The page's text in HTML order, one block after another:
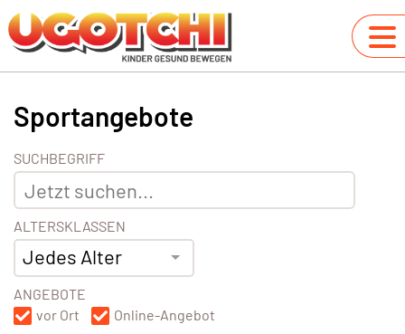
Sportangebote
SUCHBEGRIFF
ALTERSKLASSEN
Jedes Alter
ANGEBOTE
vor Ort
Online-Angebot